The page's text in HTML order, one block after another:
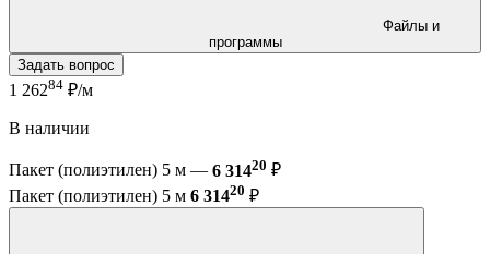
программы
Задать вопрос
1 26284 ₽/м
В наличии
Пакет (полиэтилен) 5 м — 6 31420 ₽
Пакет (полиэтилен) 5 м 6 31420 ₽